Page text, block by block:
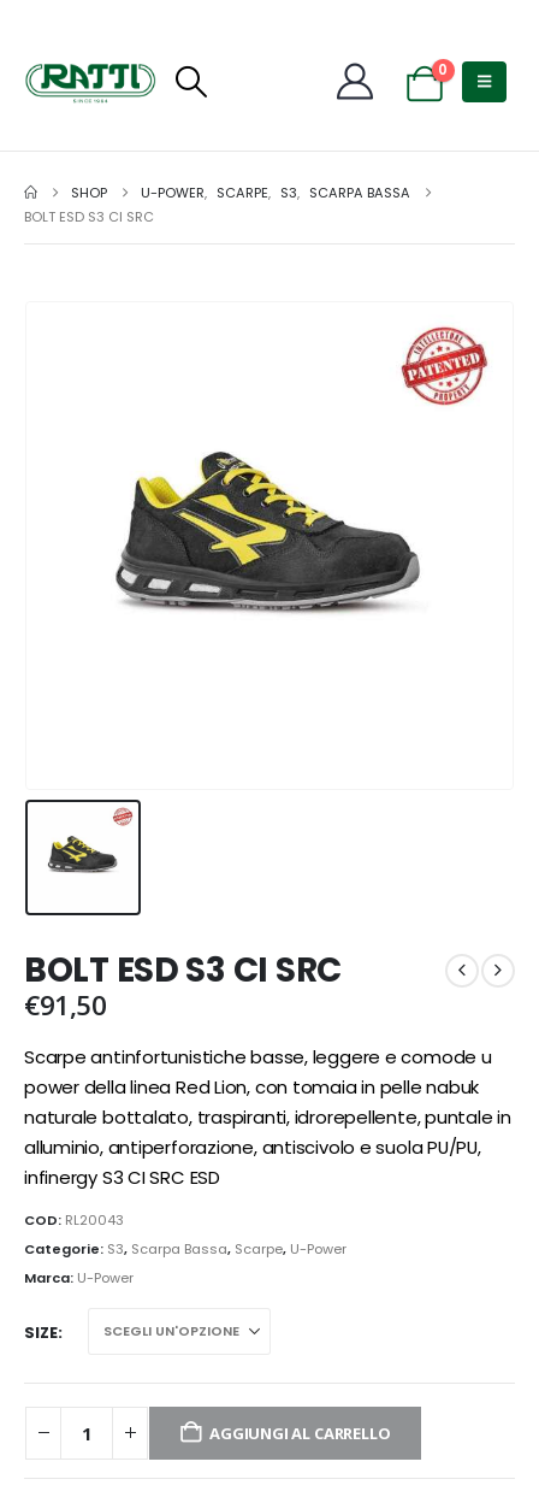
0
SHOP U-POWER, SCARPE, S3, SCARPA BASSA
BOLT ESD S3 CI SRC
BOLT ESD S3 CI SRC
€91,50
Scarpe antinfortunistiche basse, leggere e comode u
power della linea Red Lion, con tomaia in pelle nabuk
naturale bottalato, traspiranti, idrorepellente, puntale in
alluminio, antiperforazione, antiscivolo e suola PU/PU,
infinergy S3 CI SRC ESD
COD: RL20043
Categorie: S3, Scarpa Bassa, Scarpe, U-Power
Marca: U-Power
SIZE
AGGIUNGI AL CARRELLO